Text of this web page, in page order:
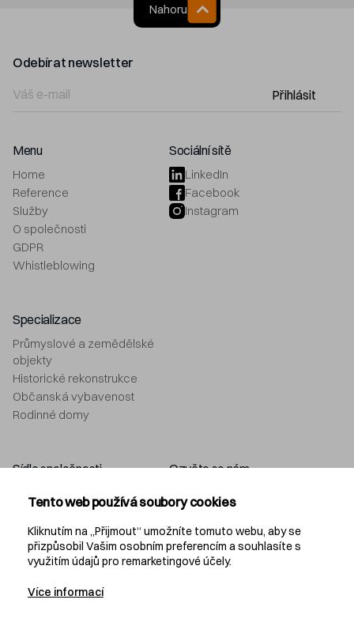
Nahoru
Menu
Home
Reference
Služby
O společnosti
GDPR
Whistleblowing
Sociální sítě
LinkedIn
Facebook
Instagram
Specializace
Průmyslové a zemědělské
objekty
Historické rekonstrukce
Občanská vybavenost
Rodinné domy
Sídlo společnosti
Navláčil stavební firma, s.r.o.
Bartošova 5532
760 01 Zlín
Ozvěte se nám
+420 577 212 049
info@navlacil.cz
Odebírat newsletter
Přihlásit
Tento web používá soubory cookies
Kliknutím na „Přijmout“ umožníte tomuto webu, aby se
přizpůsobil Vašim osobním preferencím a souhlasíte s
využitím údajů pro remarketingové účely.
Více informací